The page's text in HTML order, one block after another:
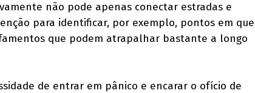
não pode apenas conectar estradas e
para identificar, por exemplo, pontos em que
que podem atrapalhar bastante a longo
de entrar em pânico e encarar o ofício de